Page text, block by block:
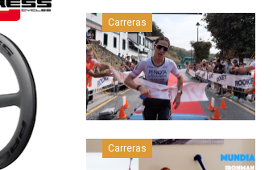
Carreras
Carreras